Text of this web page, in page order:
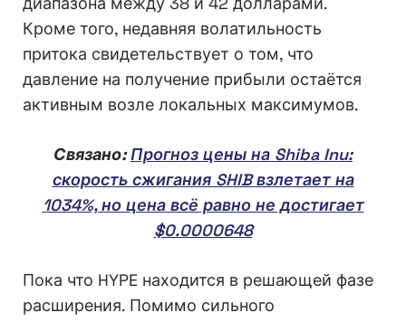
Кроме того, недавняя волатильность
притока свидетельствует о том, что
давление на получение прибыли остаётся
активным возле локальных максимумов.
Связано:Прогноз цены на Shiba Inu:
скорость сжигания SHIB взлетает на
1034%, но цена всё равно не достигает
$0.0000648
Пока что HYPE находится в решающей фазе
расширения. Помимо сильного